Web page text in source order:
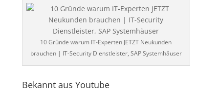
10 Gründe warum IT-Experten JETZT Neukunden
brauchen | IT-Security Dienstleister, SAP Systemhäuser
Bekannt aus Youtube